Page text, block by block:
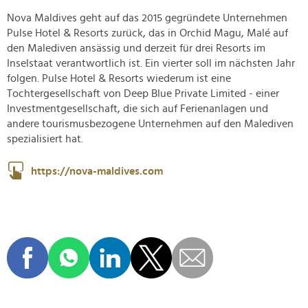
Nova Maldives geht auf das 2015 gegründete Unternehmen
Pulse Hotel & Resorts zurück, das in Orchid Magu, Malé auf
den Malediven ansässig und derzeit für drei Resorts im
Inselstaat verantwortlich ist. Ein vierter soll im nächsten Jahr
folgen. Pulse Hotel & Resorts wiederum ist eine
Tochtergesellschaft von Deep Blue Private Limited - einer
Investmentgesellschaft, die sich auf Ferienanlagen und
andere tourismusbezogene Unternehmen auf den Malediven
spezialisiert hat.
https://nova-maldives.com